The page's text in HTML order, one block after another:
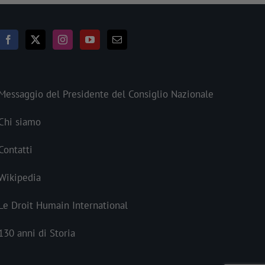
del Presidente del Consiglio Nazionale
siamo
Droit Humain International
anni di Storia